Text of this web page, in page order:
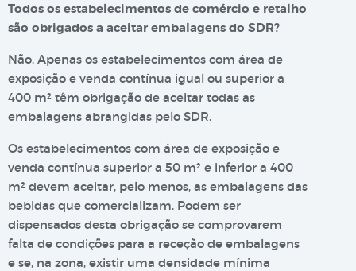
Todos os estabelecimentos de comércio e retalho
são obrigados a aceitar embalagens do SDR?
Não. Apenas os estabelecimentos com área de
exposição e venda contínua igual ou superior a
400 m² têm obrigação de aceitar todas as
embalagens abrangidas pelo SDR.
Os estabelecimentos com área de exposição e
venda contínua superior a 50 m² e inferior a 400
m² devem aceitar, pelo menos, as embalagens das
bebidas que comercializam. Podem ser
dispensados desta obrigação se comprovarem
falta de condições para a receção de embalagens
e se, na zona, existir uma densidade mínima